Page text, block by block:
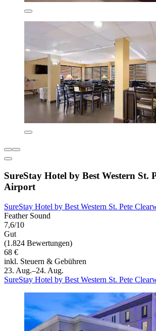
SureStay Hotel by Best Western St.
Airport
SureStay Hotel by Best Western St. Pete
Feather Sound
7,6/10
Gut
(1.824 Bewertungen)
68 €
inkl. Steuern & Gebühren
23. Aug.–24. Aug.
SureStay Hotel by Best Western St. Pete